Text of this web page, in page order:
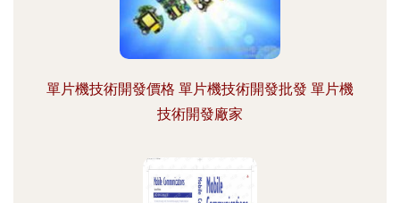
單片機技術開發價格 單片機技術開發批發 單片機
技術開發廠家